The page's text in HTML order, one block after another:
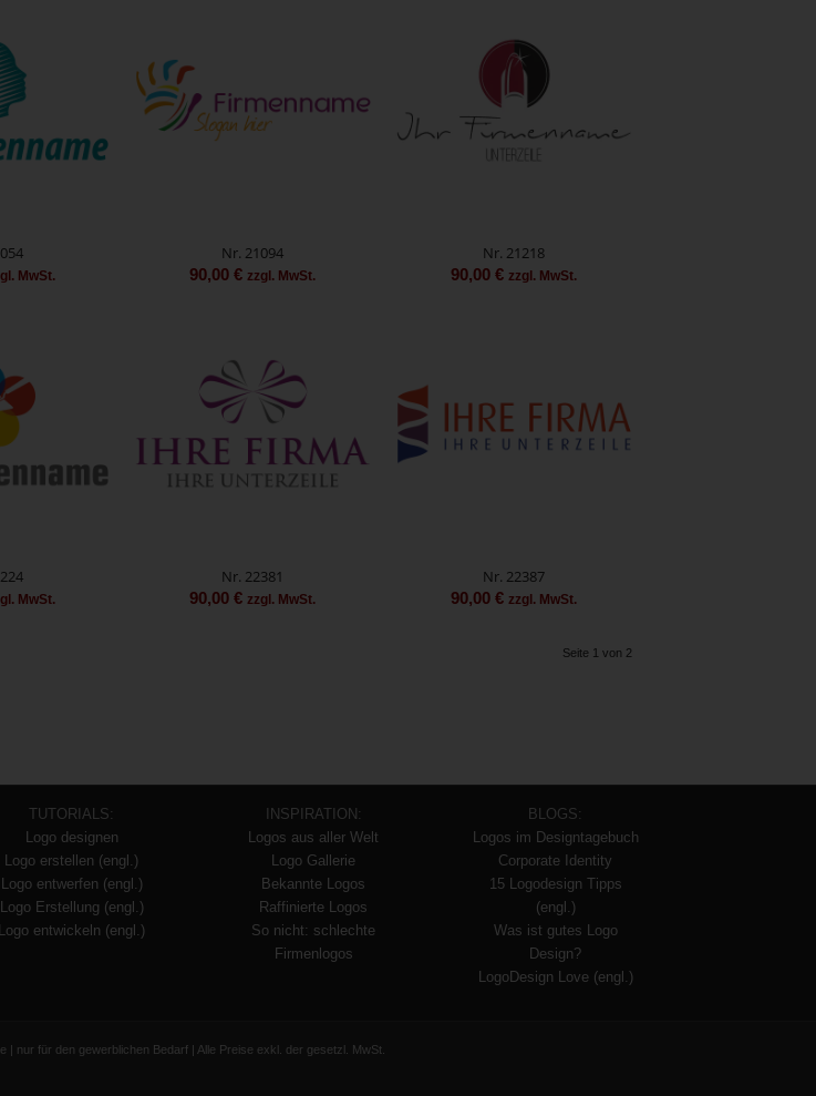
MwSt.
Nr. 21094
90,00€ zzgl. MwSt.
Nr. 21218
90,00€ zzgl. MwSt.
MwSt.
Nr. 22381
90,00€ zzgl. MwSt.
Nr. 22387
90,00€ zzgl. MwSt.
Seite 1 von 2
TUTORIALS:
Logo designen
Logo erstellen (engl.)
Logo entwerfen (engl.)
Logo Erstellung (engl.)
Logo entwickeln (engl.)
INSPIRATION:
Logos aus aller Welt
Logo Gallerie
Bekannte Logos
Raffinierte Logos
So nicht: schlechte
Firmenlogos
BLOGS:
Logos im Designtagebuch
Corporate Identity
15 Logodesign Tipps
(engl.)
Was ist gutes Logo
Design?
LogoDesign Love (engl.)
nur für den gewerblichen Bedarf | Alle Preise exkl. der gesetzl. MwSt.